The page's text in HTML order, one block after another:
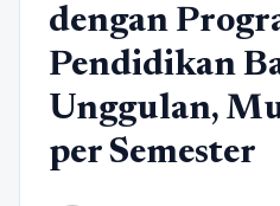
dengan
Pendidikan
Unggulan,
per Semester